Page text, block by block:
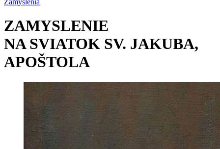
Zamyslenia
ZAMYSLENIE
NA SVIATOK SV. JAKUBA,
APOŠTOLA